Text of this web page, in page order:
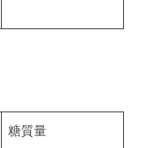
糖質量